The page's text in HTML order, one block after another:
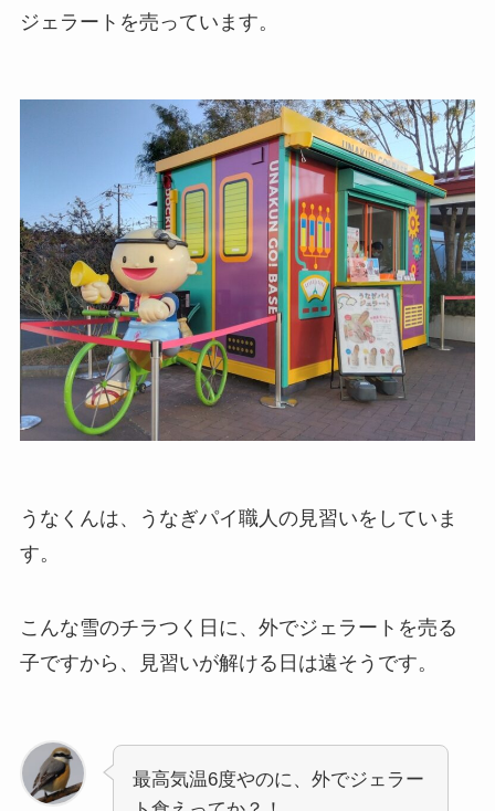
ジェラートを売っています。
うなくんは、うなぎパイ職人の見習いをしていま
す。
こんな雪のチラつく日に、外でジェラートを売る
子ですから、見習いが解ける日は遠そうです。
最高気温6度やのに、外でジェラー